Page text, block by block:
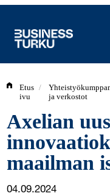
Etus
ivu
/
ja verkostot
Axelian
maailman
04.09.2024